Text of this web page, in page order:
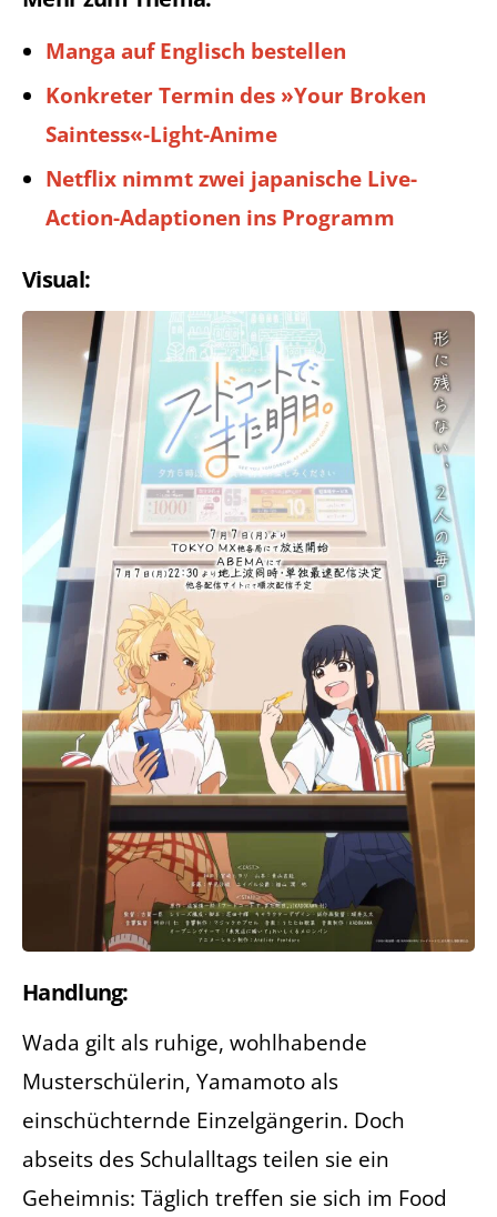
Manga auf Englisch bestellen
Konkreter Termin des »Your Broken
Saintess«-Light-Anime
Netflix nimmt zwei japanische Live-
Action-Adaptionen ins Programm
Visual:
Handlung:
Wada gilt als ruhige, wohlhabende
Musterschülerin, Yamamoto als
einschüchternde Einzelgängerin. Doch
abseits des Schulalltags teilen sie ein
Geheimnis: Täglich treffen sie sich im Food